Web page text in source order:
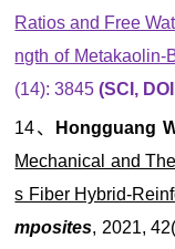
Ratios and Free
ngth of Metakaolin-
(14): 3845(SCI,
14、 Hongguang
Mechanical and
s Fiber Hybrid-
mposites, 2021,